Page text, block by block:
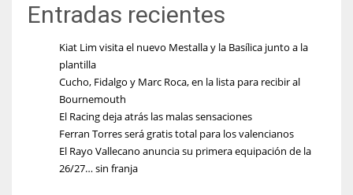
Entradas recientes
Kiat Lim visita el nuevo Mestalla y la Basílica junto a la
plantilla
Cucho, Fidalgo y Marc Roca, en la lista para recibir al
Bournemouth
El Racing deja atrás las malas sensaciones
Ferran Torres será gratis total para los valencianos
El Rayo Vallecano anuncia su primera equipación de la
26/27… sin franja